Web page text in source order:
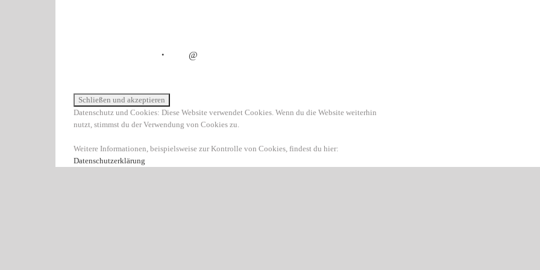
・ @
Datenschutz und Cookies: Diese Website verwendet Cookies. Wenn du die Website weiterhin
nutzt, stimmst du der Verwendung von Cookies zu.
Weitere Informationen, beispielsweise zur Kontrolle von Cookies, findest du hier:
Datenschutzerklärung